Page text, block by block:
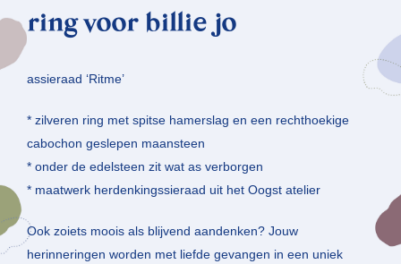
ring voor billie jo
assieraad ‘Ritme’
* zilveren ring met spitse hamerslag en een rechthoekige
cabochon geslepen maansteen
* onder de edelsteen zit wat as verborgen
* maatwerk herdenkingssieraad uit het Oogst atelier
Ook zoiets moois als blijvend aandenken? Jouw
herinneringen worden met liefde gevangen in een uniek